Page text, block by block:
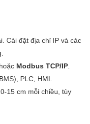
Cài đặt địa chỉ IP và các
hoặc Modbus TCP/IP
PLC, HMI.
15 cm mỗi chiều, tùy
có đèn LED báo trạng